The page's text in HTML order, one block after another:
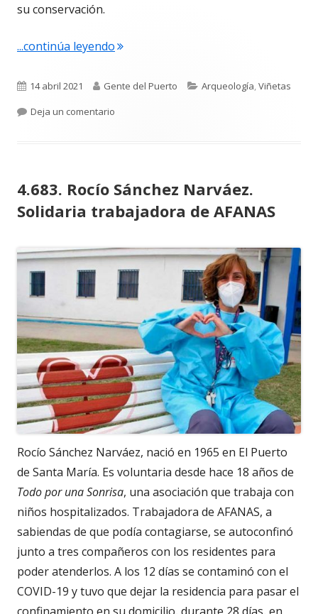
su conservación.
...continúa leyendo"4.684. La viñeta de Alberto Castrelo.
Publicado
el
14 abril 2021 Autor
Gente del Puerto Categorías
Arqueología,Viñetas
Deja un comentario
4.683. Rocío Sánchez Narváez.
Solidaria trabajadora de AFANAS
Rocío Sánchez Narváez, nació en 1965 en El Puerto
de Santa María. Es voluntaria desde hace 18 años de
Todo por una Sonrisa, una asociación que trabaja con
niños hospitalizados. Trabajadora de AFANAS, a
sabiendas de que podía contagiarse, se autoconfinó
junto a tres compañeros con los residentes para
poder atenderlos. A los 12 días se contaminó con el
COVID-19 y tuvo que dejar la residencia para pasar el